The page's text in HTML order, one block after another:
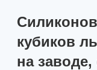
кубиков
на